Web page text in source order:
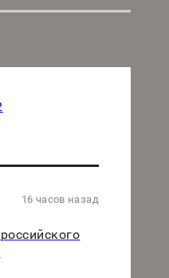
16 часов назад